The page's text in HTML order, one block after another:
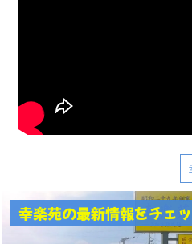
幸楽苑の最新情報をチェ